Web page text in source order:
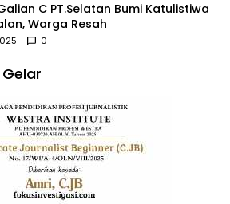
C PT.Selatan Bumi Katulistiwa
Warga Resah
0